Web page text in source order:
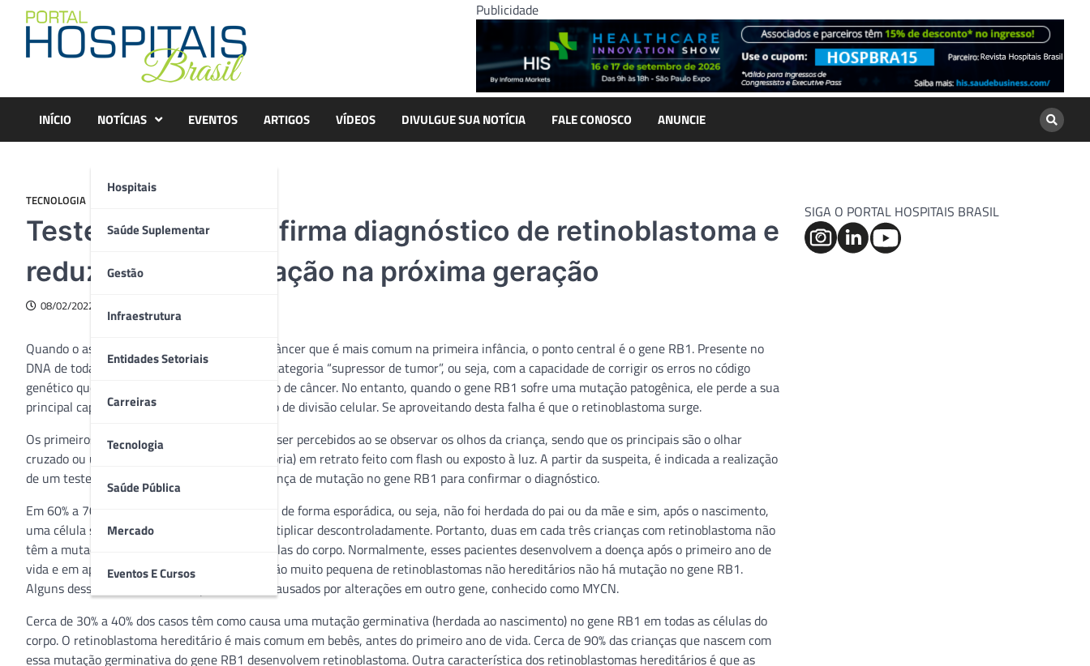
content
Publicidade
INÍCIO NOTÍCIAS
Hospitais
Saúde Suplementar
Gestão
Infraestrutura
Entidades Setoriais
Carreiras
Tecnologia
Saúde Pública
Mercado
Eventos E Cursos
EVENTOS ARTIGOS VÍDEOS DIVULGUE SUA NOTÍCIA FALE CONOSCO ANUNCIE
TECNOLOGIA
Teste genético confirma diagnóstico de retinoblastoma e
reduz risco de mutação na próxima geração
08/02/2022
Quando o assunto é retinoblastoma, tipo de câncer que é mais comum na primeira infância, o ponto central é o gene RB1. Presente no
DNA de todas as pessoas, este é um gene da categoria “supressor de tumor”, ou seja, com a capacidade de corrigir os erros no código
genético que podem levar ao desenvolvimento de câncer. No entanto, quando o gene RB1 sofre uma mutação patogênica, ele perde a sua
principal capacidade, que é a de regular o ciclo de divisão celular. Se aproveitando desta falha é que o retinoblastoma surge.
Os primeiros sinais de retinoblastoma podem ser percebidos ao se observar os olhos da criança, sendo que os principais são o olhar
cruzado ou um sinal branco na pupila (leucocoria) em retrato feito com flash ou exposto à luz. A partir da suspeita, é indicada a realização
de um teste genético, que investigará a presença de mutação no gene RB1 para confirmar o diagnóstico.
Em 60% a 70% dos casos, esta mutação surgiu de forma esporádica, ou seja, não foi herdada do pai ou da mãe e sim, após o nascimento,
uma célula sofreu mutação e passou a se multiplicar descontroladamente. Portanto, duas em cada três crianças com retinoblastoma não
têm a mutação no gene RB1 em todas as células do corpo. Normalmente, esses pacientes desenvolvem a doença após o primeiro ano de
vida e em apenas um dos olhos. Em uma porção muito pequena de retinoblastomas não hereditários não há mutação no gene RB1.
Alguns desses retinoblastomas parecem ser causados por alterações em outro gene, conhecido como MYCN.
Cerca de 30% a 40% dos casos têm como causa uma mutação germinativa (herdada ao nascimento) no gene RB1 em todas as células do
corpo. O retinoblastoma hereditário é mais comum em bebês, antes do primeiro ano de vida. Cerca de 90% das crianças que nascem com
essa mutação germinativa do gene RB1 desenvolvem retinoblastoma. Outra característica dos retinoblastomas hereditários é que as
SIGA O PORTAL HOSPITAIS BRASIL